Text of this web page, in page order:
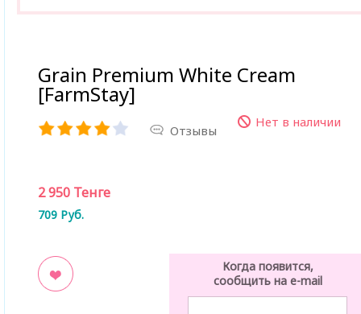
Grain Premium White Cream
[FarmStay]
Отзывы
Нет в наличии
2 950 Тенге
709 Руб.
Когда появится,
сообщить на e-mail